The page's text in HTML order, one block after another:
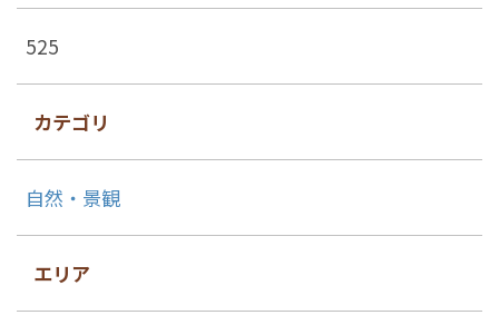
525
カテゴリ
自然・景観
エリア